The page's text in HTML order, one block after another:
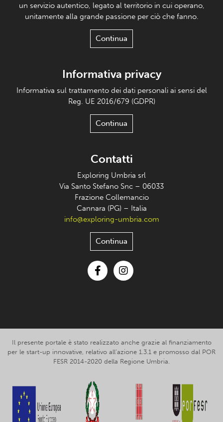
un servizio autentico, legato al territorio in cui operano,
unitamente alla grande passione per ciò che fanno.
Continua
Informativa privacy
Informativa sul trattamento dei dati personali ai sensi del
Reg. UE 2016/679 (GDPR)
Continua
Contatti
Exploring Umbria srl
Via Santo Stefano Snc – 06033
Frazione Collemancio
Cannara (PG) – Italia
info@exploring-umbria.com
Continua
Il presente portale è stato realizzato anche grazie al finanziamento
per le start-up innovative, relativo all’azione 1.3.1 e promosso dal POR
FESR 2014-2020 della Regione Umbria.